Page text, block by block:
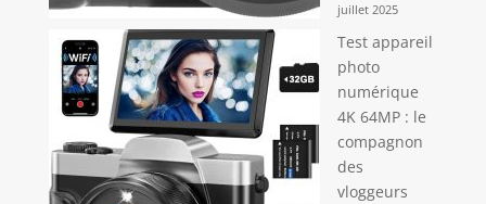
juillet 2025
Test appareil
photo
numérique
4K 64MP : le
compagnon
des
vloggeurs